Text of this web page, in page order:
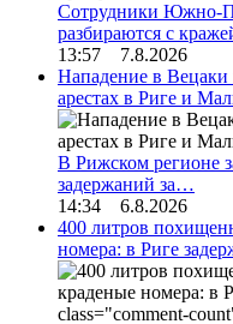
Сотрудники Южно-
разбираются с
13:57 7.8.2026
Нападение в Вецаки
арестах в Риге и
В Рижском регионе
задержаний за…
14:34 6.8.2026
400 литров
номера: в Риге